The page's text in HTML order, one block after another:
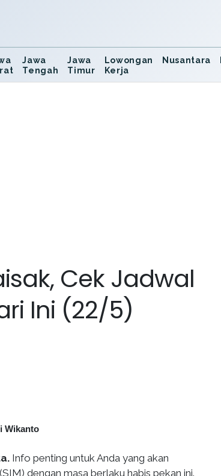
Jawa
Tengah
Jawa
Timur
Lowongan
Kerja
Nusantara
Cek Jadwal
Ini (22/5)
Wikanto
Info penting untuk Anda yang akan
dengan masa berlaku habis pekan ini.